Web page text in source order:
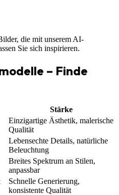
die mit unserem AI-
Sie sich inspirieren.
– Finde
Stärke
Einzigartige Ästhetik, malerische
Qualität
Lebensechte Details, natürliche
Beleuchtung
Breites Spektrum an Stilen,
anpassbar
Schnelle Generierung,
konsistente Qualität